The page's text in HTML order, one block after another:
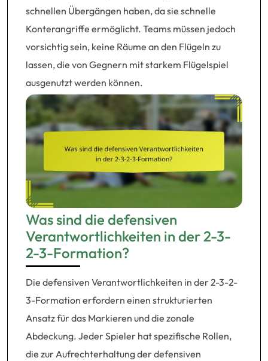
schnellen Übergängen haben, da sie schnelle
Konterangriffe ermöglicht. Teams müssen jedoch
vorsichtig sein, keine Räume an den Flügeln zu
lassen, die von Gegnern mit starkem Flügelspiel
ausgenutzt werden können.
Was sind die defensiven
Verantwortlichkeiten in der 2-3-
2-3-Formation?
Die defensiven Verantwortlichkeiten in der 2-3-2-
3-Formation erfordern einen strukturierten
Ansatz für das Markieren und die zonale
Abdeckung. Jeder Spieler hat spezifische Rollen,
die zur Aufrechterhaltung der defensiven